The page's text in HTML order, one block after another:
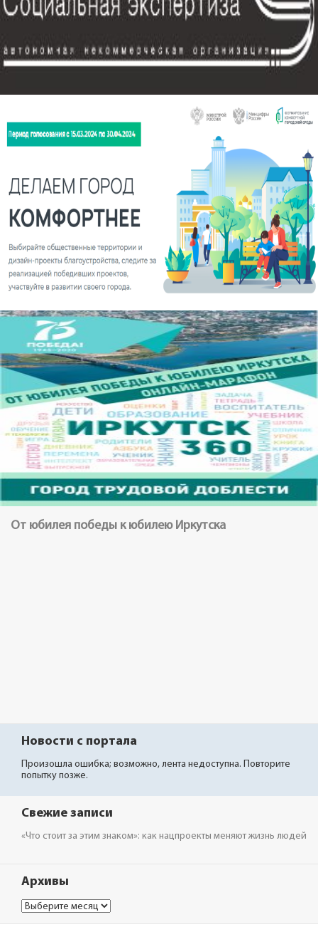
От юбилея победы к юбилею Иркутска
Новости с портала
Произошла ошибка; возможно, лента недоступна. Повторите
попытку позже.
Свежие записи
«Что стоит за этим знаком»: как нацпроекты меняют жизнь людей
Архивы
Архивы